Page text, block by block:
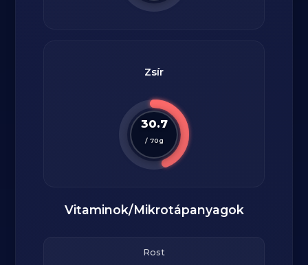
Zsír
30.7
/ 70g
Vitaminok/Mikrotápanyagok
Rost